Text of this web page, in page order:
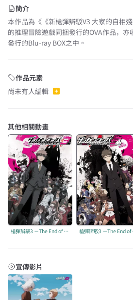
簡介
本作品為《《新槍彈辯駁V3 大家的自相
的推理冒險遊戲同捆發行的OVA作品，
發行的Blu-ray BOX之中。
作品元素
尚未有人編輯
其他相關動畫
槍彈辯駁3 －The End of 希望峰學園－ 未來篇 槍彈
宣傳影片